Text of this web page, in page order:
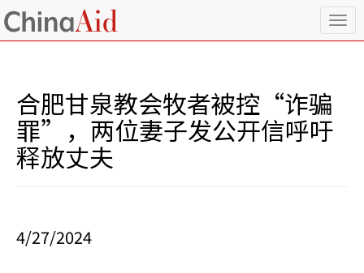
T
o
合肥甘泉教会牧者被控“诈骗
罪”，两位妻子发公开信呼吁
释放丈夫
4/27/2024